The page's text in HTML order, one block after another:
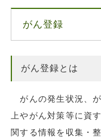
がん登録
がん登録とは
がんの発生状況、
上やがん対策等に資
関する情報を収集・